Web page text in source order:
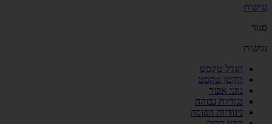
נגישות
סגור
נגישות
הגדל טקסט
הקטן טקסט
גווני אפור
נגודיות גבוהה
ניגודיות הפוכה